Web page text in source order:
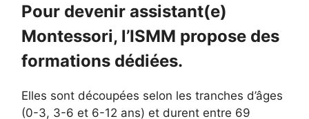
Pour devenir assistant(e)
Montessori, l’ISMM propose des
formations dédiées.
Elles sont découpées selon les tranches d’âges
(0-3, 3-6 et 6-12 ans) et durent entre 69